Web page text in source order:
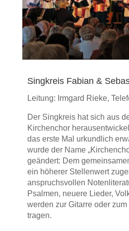
Singkreis Fabian &
Leitung: Irmgard Rieke,
Der Singkreis hat sich aus
Kirchen­chor
das erste Mal urkundlich
wurde der Name
geändert: Dem
ein höherer Stellen­wert
anspruchs­vollen
Psalmen, neuere Lieder,
werden zur Gitarre oder
tragen.